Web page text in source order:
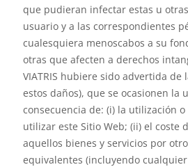
que pudieran infectar estas u
usuario y a las correspondientes
cualesquiera menoscabos a su
otras que afecten a derechos
VIATRIS hubiere sido advertida de
estos daños), que se ocasionen la
consecuencia de: (i) la utilización
utilizar este Sitio Web; (ii) el coste
aquellos bienes y servicios por
equivalentes (incluyendo